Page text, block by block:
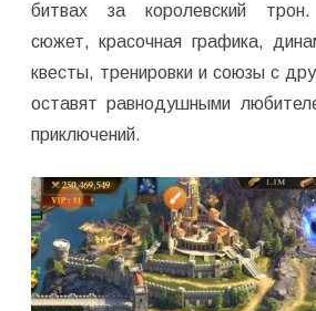
битвах за королевский
сюжет, красочная графика,
квесты, тренировки и союзы с
оставят равнодушными
приключений.